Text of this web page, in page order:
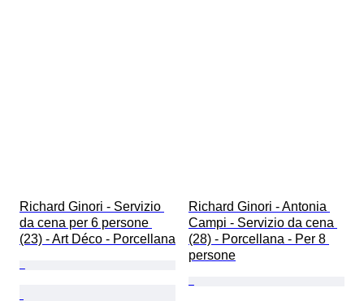
Richard Ginori - Servizio
da cena per 6 persone
(23) - Art Déco - Porcellana
Richard Ginori - Antonia
Campi - Servizio da cena
(28) - Porcellana - Per 8
persone